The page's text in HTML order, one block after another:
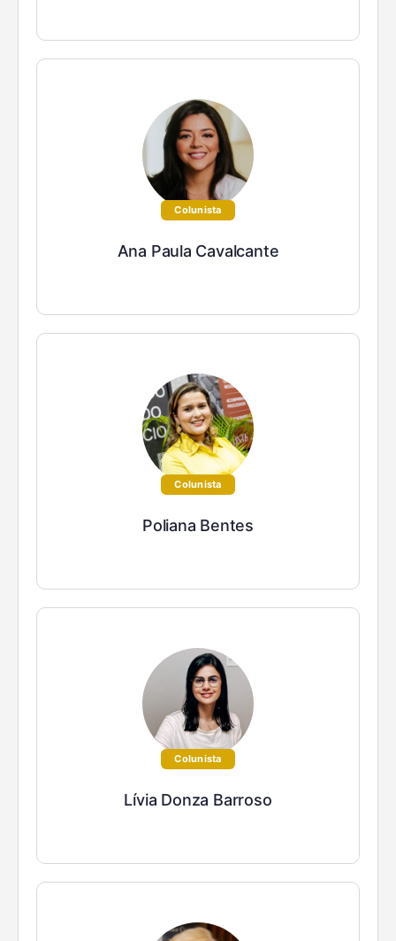
Colunista
Ana Paula Cavalcante
Colunista
Poliana Bentes
Colunista
Lívia Donza Barroso